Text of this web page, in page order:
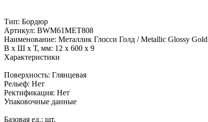
Тип: Бордюр
Артикул: BWM61MET808
Наименование: Металлик Глосси Голд / Metallic Glossy Gold
В x Ш x Т, мм: 12 x 600 x 9
Характеристики
Поверхность: Глянцевая
Рельеф: Нет
Ректификация: Нет
Упаковочные данные
Базовая ед.: шт.